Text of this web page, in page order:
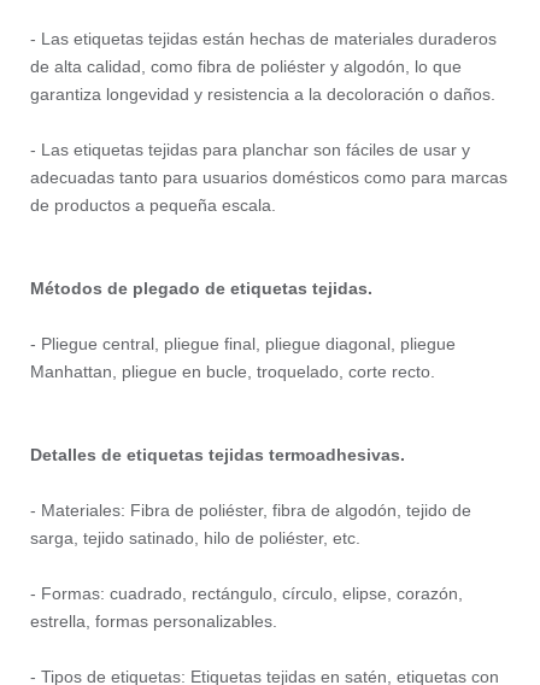
- Las etiquetas tejidas están hechas de materiales duraderos
de alta calidad, como fibra de poliéster y algodón, lo que
garantiza longevidad y resistencia a la decoloración o daños.
- Las etiquetas tejidas para planchar son fáciles de usar y
adecuadas tanto para usuarios domésticos como para marcas
de productos a pequeña escala.
Métodos de plegado de etiquetas tejidas.
- Pliegue central, pliegue final, pliegue diagonal, pliegue
Manhattan, pliegue en bucle, troquelado, corte recto.
Detalles de etiquetas tejidas termoadhesivas.
- Materiales: Fibra de poliéster, fibra de algodón, tejido de
sarga, tejido satinado, hilo de poliéster, etc.
- Formas: cuadrado, rectángulo, círculo, elipse, corazón,
estrella, formas personalizables.
- Tipos de etiquetas: Etiquetas tejidas en satén, etiquetas con